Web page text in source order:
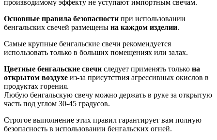
производимому эффекту не уступают импортным свечам.
Основные правила безопасности при использовании
бенгальских свечей размещены на каждом изделии.
Самые крупные бенгальские свечи рекомендуется
использовать только в больших помещениях или залах.
Цветные бенгальские свечи следует применять только на
открытом воздухе из-за присутствия агрессивных окислов в
продуктах горения.
Любую бенгальскую свечу можно держать в руке за открытую
часть под углом 30-45 градусов.
Строгое выполнение этих правил гарантирует вам полную
безопасность в использовании бенгальских огней.